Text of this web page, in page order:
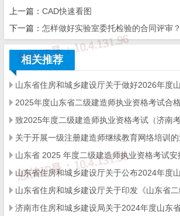
筑龙学社 讲师：李娜
案例专项训练（一）合同、施组
案例专项训练（二）现场、进度（上）
案例专项训练（三）进度（下）、质量
下载地址
上一篇： CAD快速看图
下一篇： 怎样做好实验室委托检验的合同评审？
相关推荐
2025年度山东省二级建造师执业资格考试合
关于开展一级注册建造师继续教育网络培训
山东省 2025 年度二级建造师执业资格考试安